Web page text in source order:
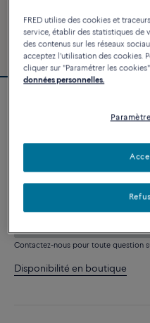
Bracelet Chance
Contactez-nous pour toute question
Disponibilité en boutique
FRED utilise des cookies et
service, établir des statistiques de
des contenus sur les réseaux
acceptez l'utilisation des cookies.
cliquer sur "Paramétrer les
données personnelles.